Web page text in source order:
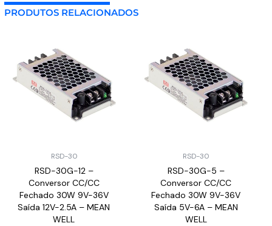
PRODUTOS RELACIONADOS
RSD-30
RSD-30G-12 –
Conversor CC/CC
Fechado 30W 9V-36V
Saída 12V-2.5A – MEAN
WELL
RSD-30
RSD-30G-5 –
Conversor CC/CC
Fechado 30W 9V-36V
Saída 5V-6A – MEAN
WELL